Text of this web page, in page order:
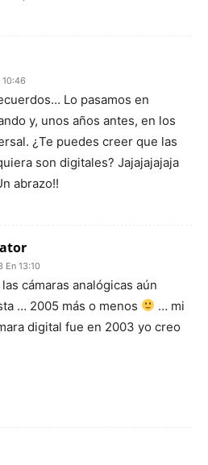
Lo pasamos en
y, unos años antes, en los
¿Te puedes creer que las
son digitales? Jajajajajaja
abrazo!!
En 13:10
cámaras analógicas aún
… 2005 más o menos
… mi
digital fue en 2003 yo creo